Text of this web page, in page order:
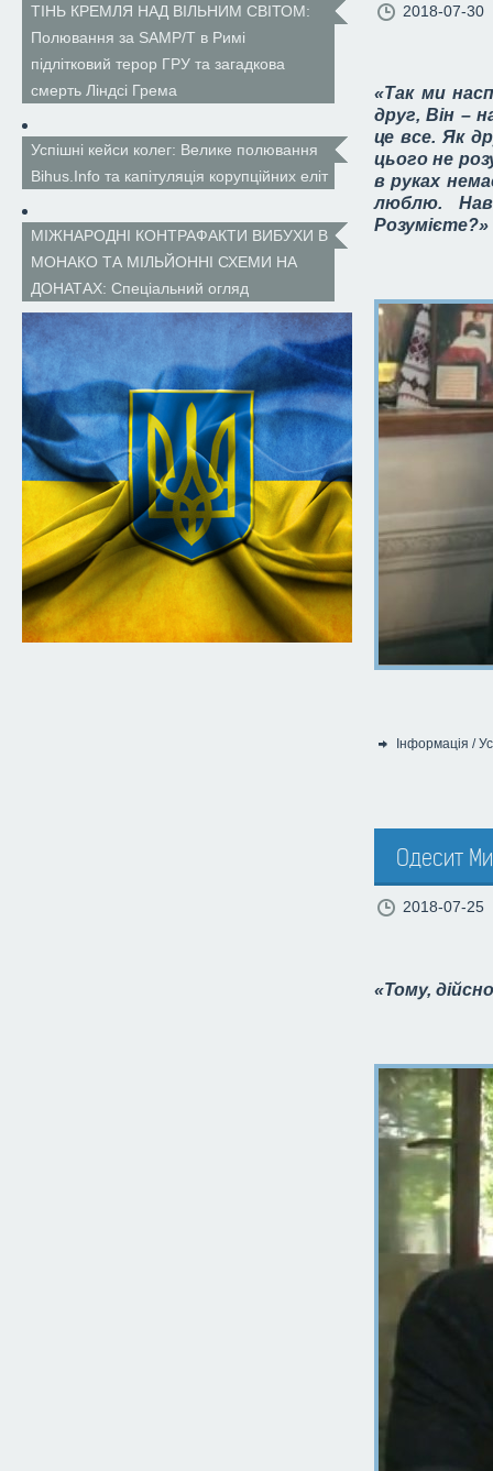
ТІНЬ КРЕМЛЯ НАД ВІЛЬНИМ СВІТОМ:
Полювання за SAMP/T в Римі
підлітковий терор ГРУ та загадкова
смерть Ліндсі Грема
Успішні кейси колег: Велике полювання
Bihus.Info та капітуляція корупційних еліт
МІЖНАРОДНІ КОНТРАФАКТИ ВИБУХИ В
МОНАКО ТА МІЛЬЙОННІ СХЕМИ НА
ДОНАТАХ: Спеціальний огляд
2018-07-30
«Так ми
друг, Він –
це все. Як
цього не
в руках
люблю.
Розумієте?»
Інформація /
Одесит
2018-07-25
«Тому,